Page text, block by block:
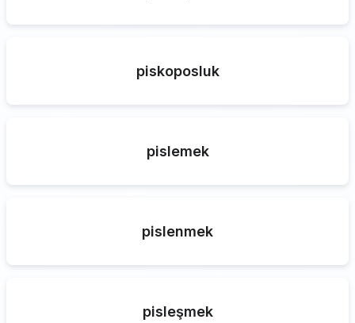
piskoposluk
pislemek
pislenmek
pisleşmek